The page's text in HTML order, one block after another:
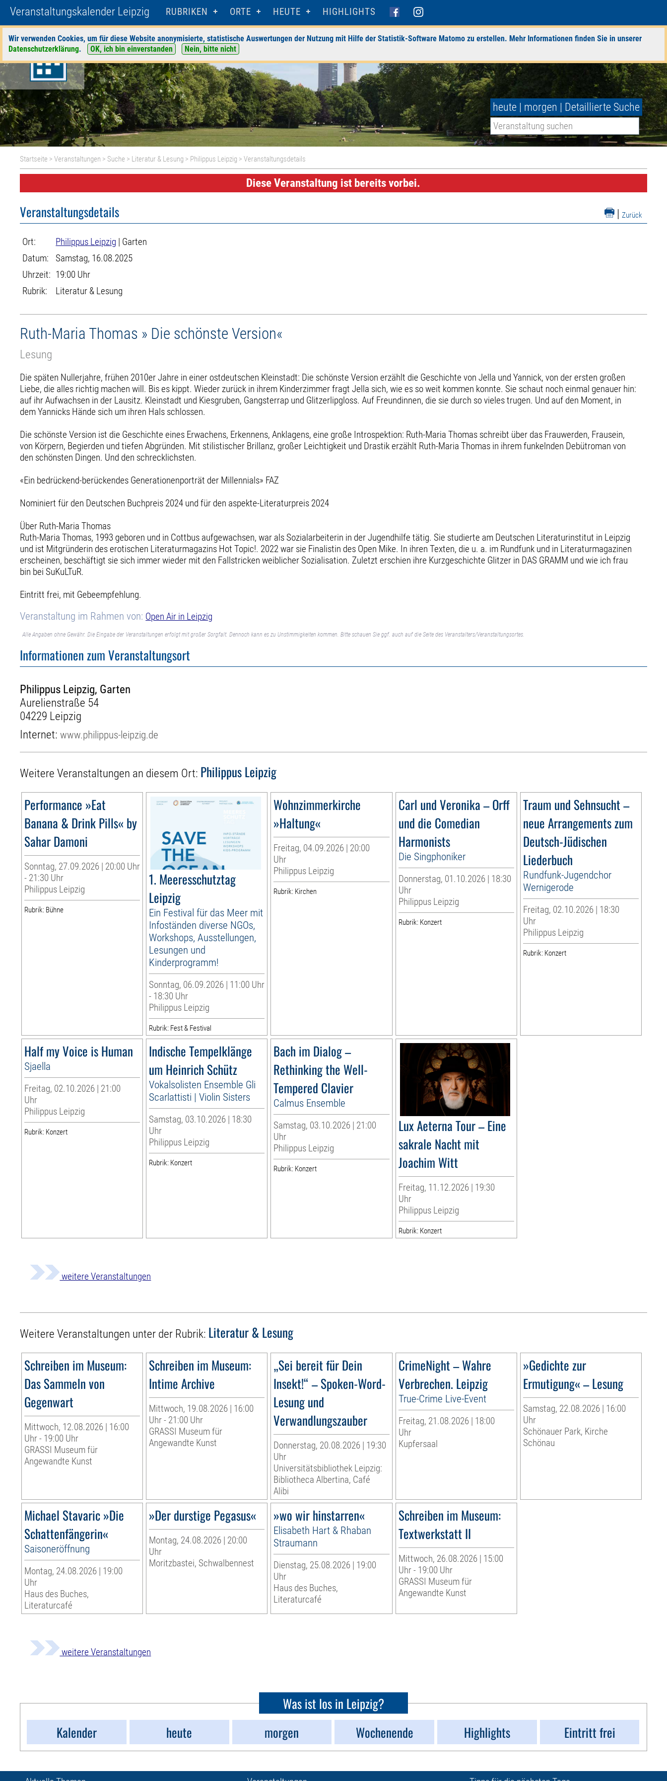
Veranstaltungskalender Leipzig RUBRIKEN ORTE HEUTE HIGHLIGHTS
Wir verwenden Cookies, um für diese Website anonymisierte, statistische Auswertungen der Nutzung mit Hilfe der Statistik-Software Matomo zu erstellen. Mehr Informationen finden Sie in unserer
Datenschutzerklärung. OK, ich bin einverstanden Nein, bitte nicht
heute | morgen | Detaillierte Suche
Startseite >Veranstaltungen > Suche > Literatur & Lesung > Philippus Leipzig > Veranstaltungsdetails
Diese Veranstaltung ist bereits vorbei.
| Zurück
Veranstaltungsdetails
Ort: Philippus Leipzig | Garten
Datum:
Samstag, 16.08.2025
Uhrzeit: 19:00 Uhr
Rubrik:
Literatur & Lesung
Ruth-Maria Thomas » Die schönste Version«
Lesung
Die späten Nullerjahre, frühen 2010er Jahre in einer ostdeutschen Kleinstadt: Die schönste Version erzählt die Geschichte von Jella und Yannick, von der ersten großen
Liebe, die alles richtig machen will. Bis es kippt. Wieder zurück in ihrem Kinderzimmer fragt Jella sich, wie es so weit kommen konnte. Sie schaut noch einmal genauer hin:
auf ihr Aufwachsen in der Lausitz. Kleinstadt und Kiesgruben, Gangsterrap und Glitzerlipgloss. Auf Freundinnen, die sie durch so vieles trugen. Und auf den Moment, in
dem Yannicks Hände sich um ihren Hals schlossen.
Die schönste Version ist die Geschichte eines Erwachens, Erkennens, Anklagens, eine große Introspektion: Ruth-Maria Thomas schreibt über das Frauwerden, Frausein,
von Körpern, Begierden und tiefen Abgründen. Mit stilistischer Brillanz, großer Leichtigkeit und Drastik erzählt Ruth-Maria Thomas in ihrem funkelnden Debütroman von
den schönsten Dingen. Und den schrecklichsten.
«Ein bedrückend-berückendes Generationenporträt der Millennials» FAZ
Nominiert für den Deutschen Buchpreis 2024 und für den aspekte-Literaturpreis 2024
Über Ruth-Maria Thomas
Ruth-Maria Thomas, 1993 geboren und in Cottbus aufgewachsen, war als Sozialarbeiterin in der Jugendhilfe tätig. Sie studierte am Deutschen Literaturinstitut in Leipzig
und ist Mitgründerin des erotischen Literaturmagazins Hot Topic!. 2022 war sie Finalistin des Open Mike. In ihren Texten, die u. a. im Rundfunk und in Literaturmagazinen
erscheinen, beschäftigt sie sich immer wieder mit den Fallstricken weiblicher Sozialisation. Zuletzt erschien ihre Kurzgeschichte Glitzer in DAS GRAMM und wie ich frau
bin bei SuKuLTuR.
Eintritt frei, mit Gebeempfehlung.
Veranstaltung im Rahmen von: Open Air in Leipzig
Alle Angaben ohne Gewähr. Die Eingabe der Veranstaltungen erfolgt mit großer Sorgfalt. Dennoch kann es zu Unstimmigkeiten kommen. Bitte schauen Sie ggf. auch auf die Seite des Veranstalters/Veranstaltungsortes.
Informationen zum Veranstaltungsort
Philippus Leipzig, Garten
Aurelienstraße 54
04229 Leipzig
Internet:www.philippus-leipzig.de
Weitere Veranstaltungen an diesem Ort: Philippus Leipzig
Performance »Eat
Banana & Drink Pills« by
Sahar Damoni
Sonntag, 27.09.2026 | 20:00 Uhr
- 21:30 Uhr
Philippus Leipzig
Rubrik: Bühne
1. Meeresschutztag
Leipzig
Ein Festival für das Meer mit
Infoständen diverse NGOs,
Workshops, Ausstellungen,
Lesungen und
Kinderprogramm!
Sonntag, 06.09.2026 | 11:00 Uhr
- 18:30 Uhr
Philippus Leipzig
Rubrik: Fest & Festival
Wohnzimmerkirche
»Haltung«
Freitag, 04.09.2026 | 20:00
Uhr
Philippus Leipzig
Rubrik: Kirchen
Carl und Veronika – Orff
und die Comedian
Harmonists
Die Singphoniker
Donnerstag, 01.10.2026 | 18:30
Uhr
Philippus Leipzig
Rubrik: Konzert
Traum und Sehnsucht –
neue Arrangements zum
Deutsch-Jüdischen
Liederbuch
Rundfunk-Jugendchor
Wernigerode
Freitag, 02.10.2026 | 18:30
Uhr
Philippus Leipzig
Rubrik: Konzert
Half my Voice is Human
Sjaella
Freitag, 02.10.2026 | 21:00
Uhr
Philippus Leipzig
Rubrik: Konzert
Indische Tempelklänge
um Heinrich Schütz
Vokalsolisten Ensemble Gli
Scarlattisti | Violin Sisters
Samstag, 03.10.2026 | 18:30
Uhr
Philippus Leipzig
Rubrik: Konzert
Bach im Dialog –
Rethinking the Well-
Tempered Clavier
Calmus Ensemble
Samstag, 03.10.2026 | 21:00
Uhr
Philippus Leipzig
Rubrik: Konzert
Lux Aeterna Tour – Eine
sakrale Nacht mit
Joachim Witt
Freitag, 11.12.2026 | 19:30
Uhr
Philippus Leipzig
Rubrik: Konzert
weitere Veranstaltungen
Weitere Veranstaltungen unter der Rubrik: Literatur & Lesung
Schreiben im Museum:
Das Sammeln von
Gegenwart
Mittwoch, 12.08.2026 | 16:00
Uhr - 19:00 Uhr
GRASSI Museum für
Angewandte Kunst
Schreiben im Museum:
Intime Archive
Mittwoch, 19.08.2026 | 16:00
Uhr - 21:00 Uhr
GRASSI Museum für
Angewandte Kunst
„Sei bereit für Dein
Insekt!“ – Spoken-Word-
Lesung und
Verwandlungszauber
Donnerstag, 20.08.2026 | 19:30
Uhr
Universitätsbibliothek Leipzig:
Bibliotheca Albertina, Café
Alibi
CrimeNight – Wahre
Verbrechen. Leipzig
True-Crime Live-Event
Freitag, 21.08.2026 | 18:00
Uhr
Kupfersaal
»Gedichte zur
Ermutigung« – Lesung
Samstag, 22.08.2026 | 16:00
Uhr
Schönauer Park, Kirche
Schönau
Michael Stavaric »Die
Schattenfängerin«
Saisoneröffnung
Montag, 24.08.2026 | 19:00
Uhr
Haus des Buches,
Literaturcafé
»Der durstige Pegasus«
Montag, 24.08.2026 | 20:00
Uhr
Moritzbastei, Schwalbennest
»wo wir hinstarren«
Elisabeth Hart & Rhaban
Straumann
Dienstag, 25.08.2026 | 19:00
Uhr
Haus des Buches,
Literaturcafé
Schreiben im Museum:
Textwerkstatt II
Mittwoch, 26.08.2026 | 15:00
Uhr - 19:00 Uhr
GRASSI Museum für
Angewandte Kunst
weitere Veranstaltungen
Was ist los in Leipzig?
Kalender
heute morgen Wochenende Highlights Eintritt frei